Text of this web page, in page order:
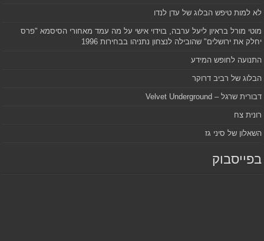
לא למות טיפש הבלוג של עדן לנדו
מוטי מורל בראיון ליעל ערבה, בוידוי אישי על מה עמד מאחורי הסיסמא "פרס
יחלק את ירושלים" שהובילה לנצחון נתניהו בבחירות 1996
התנועה לחופש המידע
הבלוג של רביב דרוקר
דבורית שרגל – Velvet Underground
רונית צח
השאלון של סיני גז
בפייסבוק